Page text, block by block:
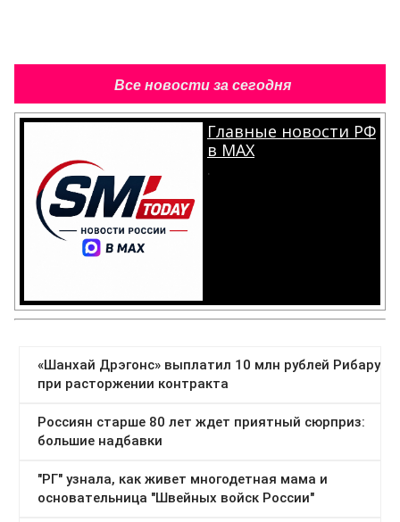
Все новости за сегодня
Главные новости РФ
в MAX
.